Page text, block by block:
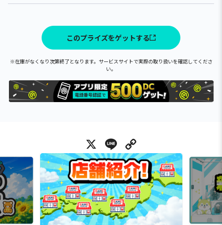
このプライズをゲットする
※在庫がなくなり次第終了となります。サービスサイトで実際の取り扱いを確認してくださ
い。
X Line